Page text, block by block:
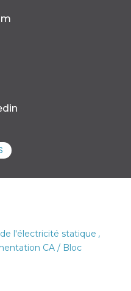
l'électricité statique /
CA/ Bloc